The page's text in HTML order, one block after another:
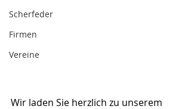
Scherfeder
Firmen
Vereine
Wir laden Sie herzlich zu unserem